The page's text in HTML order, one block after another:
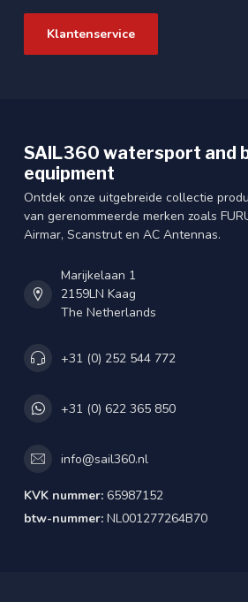
Klantenservice
SAIL360 watersport and
equipment
Ontdek onze uitgebreide collectie
van gerenommeerde merken zoals
Airmar, Scanstrut en AC Antennas.
Marijkelaan 1
2159LN Kaag
The Netherlands
+31 (0) 252 544 772
+31 (0) 622 365 850
info@sail360.nl
KVK nummer: 65987152
btw-nummer: NL001277264B70